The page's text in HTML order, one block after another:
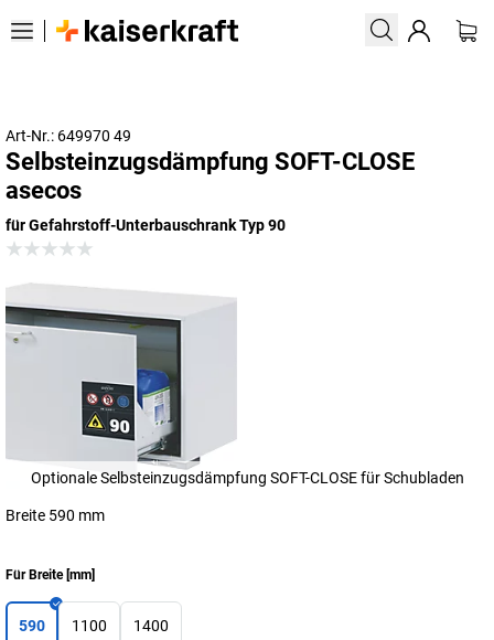
Art-Nr.: 649970 49
Selbsteinzugsdämpfung SOFT-CLOSE
asecos
für Gefahrstoff-Unterbauschrank Typ 90
Optionale Selbsteinzugsdämpfung SOFT-CLOSE für Schubladen
Breite 590 mm
Für Breite[mm]
590 1100 1400